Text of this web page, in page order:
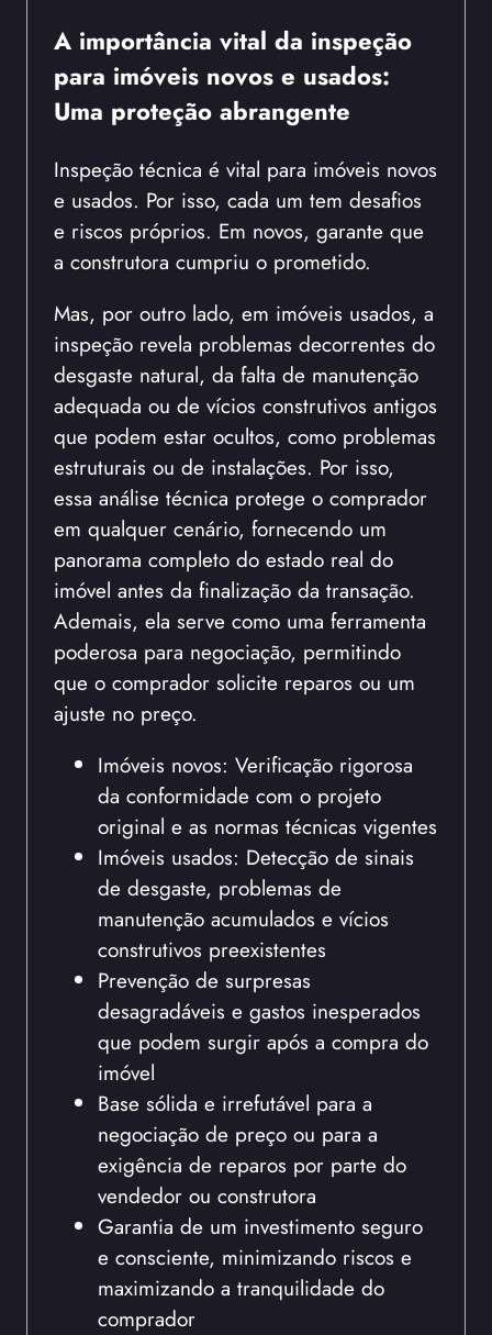
A importância vital da inspeção
para imóveis novos e usados:
Uma proteção abrangente
Inspeção técnica é vital para imóveis novos
e usados. Por isso, cada um tem desafios
e riscos próprios. Em novos, garante que
a construtora cumpriu o prometido.
Mas, por outro lado, em imóveis usados, a
inspeção revela problemas decorrentes do
desgaste natural, da falta de manutenção
adequada ou de vícios construtivos antigos
que podem estar ocultos, como problemas
estruturais ou de instalações. Por isso,
essa análise técnica protege o comprador
em qualquer cenário, fornecendo um
panorama completo do estado real do
imóvel antes da finalização da transação.
Ademais, ela serve como uma ferramenta
poderosa para negociação, permitindo
que o comprador solicite reparos ou um
ajuste no preço.
Imóveis novos: Verificação rigorosa
da conformidade com o projeto
original e as normas técnicas vigentes
Imóveis usados: Detecção de sinais
de desgaste, problemas de
manutenção acumulados e vícios
construtivos preexistentes
Prevenção de surpresas
desagradáveis e gastos inesperados
que podem surgir após a compra do
imóvel
Base sólida e irrefutável para a
negociação de preço ou para a
exigência de reparos por parte do
vendedor ou construtora
Garantia de um investimento seguro
e consciente, minimizando riscos e
maximizando a tranquilidade do
comprador